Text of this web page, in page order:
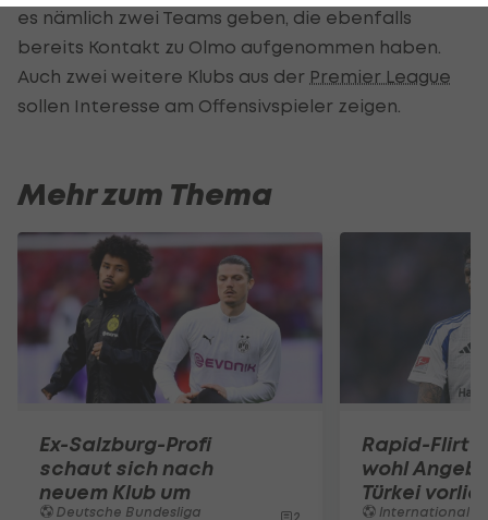
es nämlich zwei Teams geben, die ebenfalls
bereits Kontakt zu Olmo aufgenommen haben.
Auch zwei weitere Klubs aus der Premier League
sollen Interesse am Offensivspieler zeigen.
Mehr zum Thema
Ex-Salzburg-Profi
schaut sich nach
neuem Klub um
Deutsche Bundesliga
Rapid-Flirt
wohl
Türkei
International